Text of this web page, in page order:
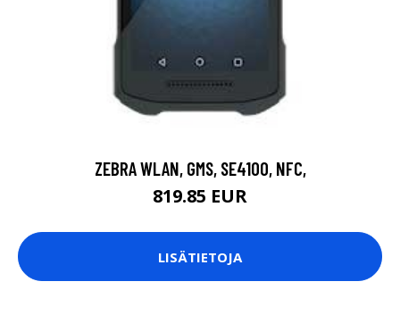
ZEBRA WLAN, GMS, SE4100, NFC,
819.85 EUR
LISÄTIETOJA